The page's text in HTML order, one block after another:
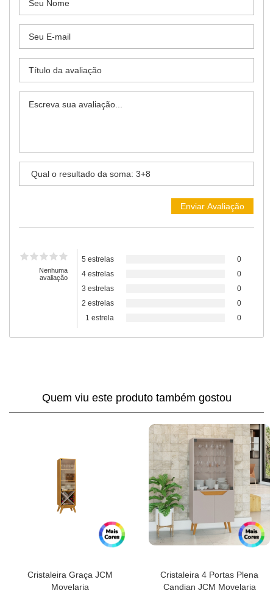
Nenhuma
avaliação
5 estrelas
0
4 estrelas
0
3 estrelas
0
2 estrelas
0
1 estrela
0
Quem viu este produto também gostou
Cristaleira Graça JCM
Movelaria
Cristaleira 4 Portas Plena
Candian JCM Movelaria